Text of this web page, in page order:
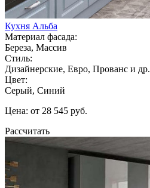
Кухня Альба
Материал фасада:
Береза, Массив
Стиль:
Дизайнерские, Евро, Прованс и др.
Цвет:
Серый, Синий
Цена: от 28 545 руб.
Рассчитать